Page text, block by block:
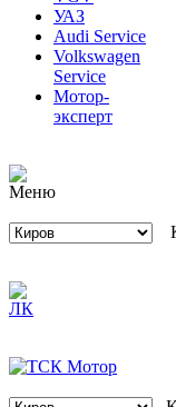
Audi Service
Volkswagen
Service
Мотор-
эксперт